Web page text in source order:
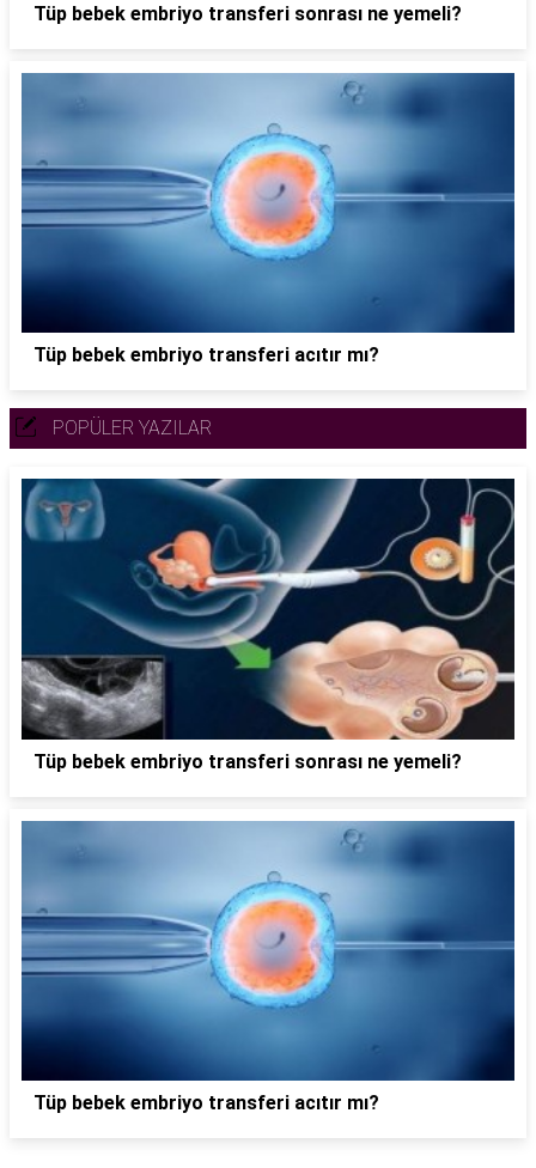
Tüp bebek embriyo transferi sonrası ne yemeli?
Tüp bebek embriyo transferi acıtır mı?
POPÜLER YAZILAR
Tüp bebek embriyo transferi sonrası ne yemeli?
Tüp bebek embriyo transferi acıtır mı?